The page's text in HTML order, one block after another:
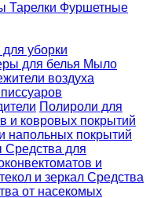
Тарелки Фуршетные
уборки
для белья Мыло
воздуха
Полироли для
и ковровых покрытий
напольных покрытий
Средства для
и
и зеркал Средства
от насекомых